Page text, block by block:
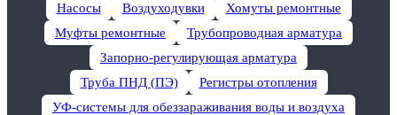
Насосы Воздуходувки
Хомуты ремонтные
Муфты ремонтные
Трубопроводная арматура
Запорно-регулирующая арматура
Труба ПНД (ПЭ)
Регистры отопления
УФ-системы для обеззараживания воды и воздуха